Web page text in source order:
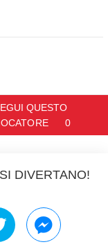
QUESTO
0
DIVERTANO!